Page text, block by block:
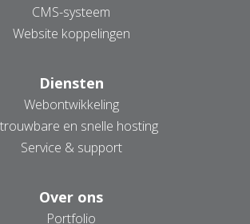
CMS-systeem
Website koppelingen
Diensten
Webontwikkeling
en snelle hosting
Service & support
Over ons
Portfolio